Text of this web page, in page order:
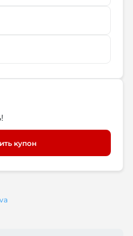
купон